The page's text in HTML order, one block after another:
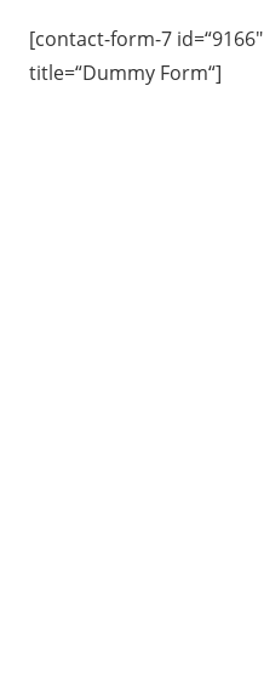
[contact-form-7 id=“9166″
title=“Dummy Form“]